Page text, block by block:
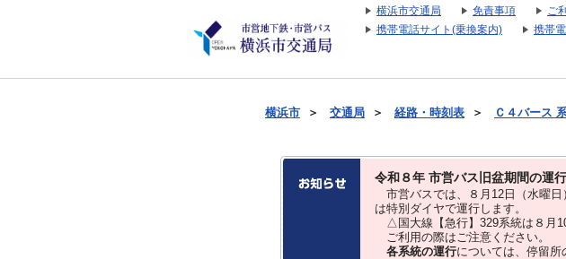
横浜市交通局 免責事項 ご
携帯電話サイト(乗換案内)
携帯
横浜市 ＞ 交通局 ＞ 経路・時刻表 ＞ Ｃ４バース
令和８年 市営バス旧盆期間の運
市営バスでは、８⽉12⽇（水曜日
は特別ダイヤで運⾏します。
△国大線【急行】329系統は８月
ご利用の際はご注意ください。
各系統の運行については、停留所